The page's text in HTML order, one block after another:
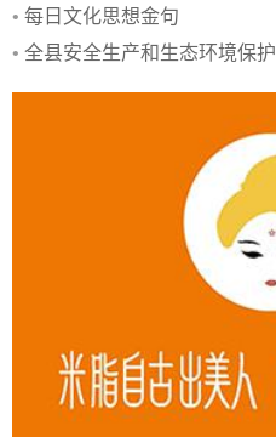
• 每日文化思想金句
• 全县安全生产和生态环境保